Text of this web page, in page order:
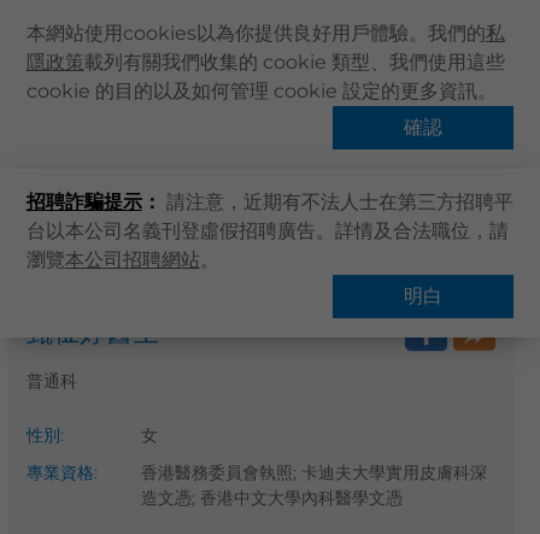
本網站使用cookies以為你提供良好用戶體驗。我們的私
隱政策載列有關我們收集的 cookie 類型、我們使用這些
cookie 的目的以及如何管理 cookie 設定的更多資訊。
確認
招聘詐騙提示： 請注意，近期有不法人士在第三方招聘平
台以本公司名義刊登虛假招聘廣告。詳情及合法職位，請
瀏覽本公司招聘網站。
明白
主頁
卓健服務
卓健手機App
最新資訊
主頁 搜尋醫療服務
甄祉婷醫生
普通科
性別:
女
專業資格:
香港醫務委員會執照; 卡迪夫大學實用皮膚科深
造文憑; 香港中文大學內科醫學文憑